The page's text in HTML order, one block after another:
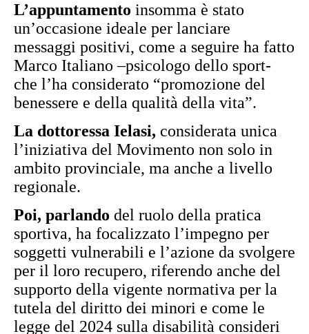
L’appuntamento insomma è stato
un’occasione ideale per lanciare
messaggi positivi, come a seguire ha fatto
Marco Italiano –psicologo dello sport-
che l’ha considerato “promozione del
benessere e della qualità della vita”.
La dottoressa Ielasi, considerata unica
l’iniziativa del Movimento non solo in
ambito provinciale, ma anche a livello
regionale.
Poi, parlando del ruolo della pratica
sportiva, ha focalizzato l’impegno per
soggetti vulnerabili e l’azione da svolgere
per il loro recupero, riferendo anche del
supporto della vigente normativa per la
tutela del diritto dei minori e come le
legge del 2024 sulla disabilità consideri